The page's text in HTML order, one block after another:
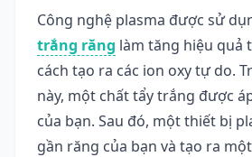
Công nghệ plasma được sử
trắng răng làm tăng hiệu quả
cách tạo ra các ion oxy tự do.
này, một chất tẩy trắng được
của bạn. Sau đó, một thiết bị
gần răng của bạn và tạo ra